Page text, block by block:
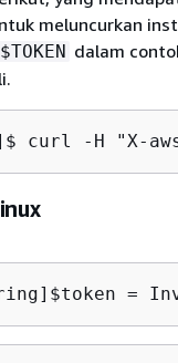
meluncurkan
$TOKEN dalam
curl -H "X-
=